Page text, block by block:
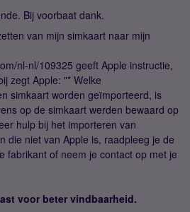
Bij voorbaat dank.
van mijn simkaart naar mijn
nl-nl/109325 geeft Apple instructie,
zegt Apple: "* Welke
simkaart worden geïmporteerd, is
op de simkaart werden bewaard op
hulp bij het importeren van
die niet van Apple is, raadpleeg je de
fabrikant of neem je contact op met je
voor beter vindbaarheid.